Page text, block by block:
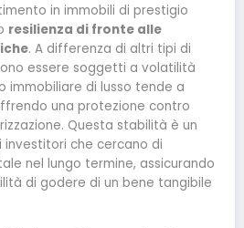
in immobili di prestigio
resilienza di fronte alle
. A differenza di altri tipi di
essere soggetti a volatilità
immobiliare di lusso tende a
una protezione contro
Questa stabilità è un
che cercano di
nel lungo termine, assicurando
di godere di un bene tangibile